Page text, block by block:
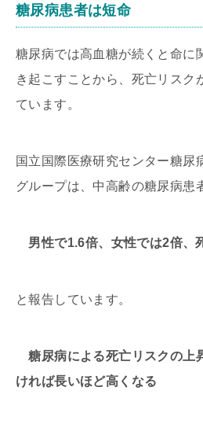
糖尿病患者は短命
糖尿病では高血糖が続くと命に
き起こすことから、死亡リスク
ています。
国立国際医療研究センター糖尿
グループは、中高齢の糖尿病患
男性で1.6倍、女性では2倍、
と報告しています。
糖尿病による死亡リスクの上
ければ長いほど高くなる